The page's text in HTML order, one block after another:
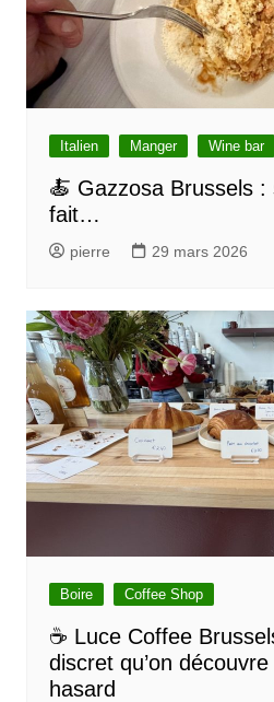
Italien Manger Wine bar
🍝 Gazzosa Brussels :
fait…
pierre 29 mars 2026
Boire Coffee Shop
☕ Luce Coffee
discret qu’on
hasard